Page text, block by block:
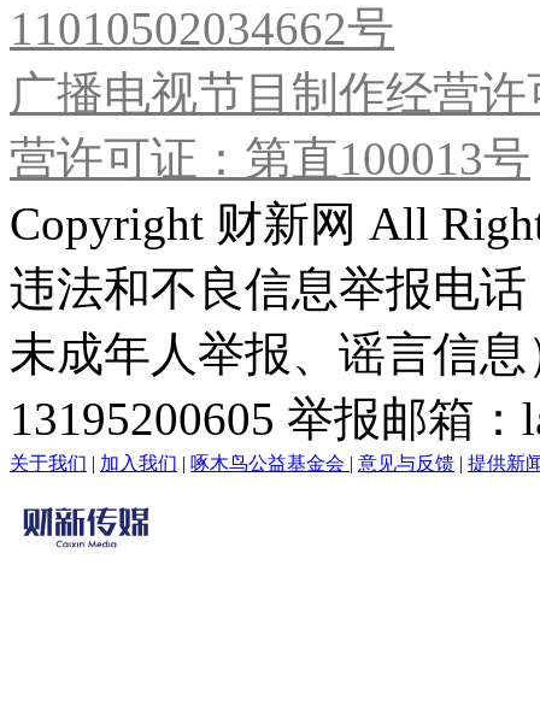
11010502034662号
广播电视节目制作经营
营许可证：第直100013号
Copyright 财新网 All
违法和不良信息举报电
未成年人举报、谣言信
13195200605 举报邮箱
关于我们 | 加入我们 | 啄木鸟公益基金会 | 意见与反馈 | 提供新